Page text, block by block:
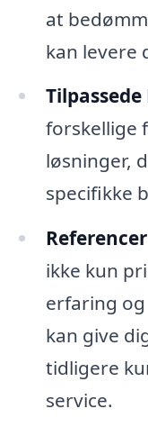
at
kan levere
forskellige
løsninger,
specifikke
ikke kun
erfaring
kan give
tidligere
service.